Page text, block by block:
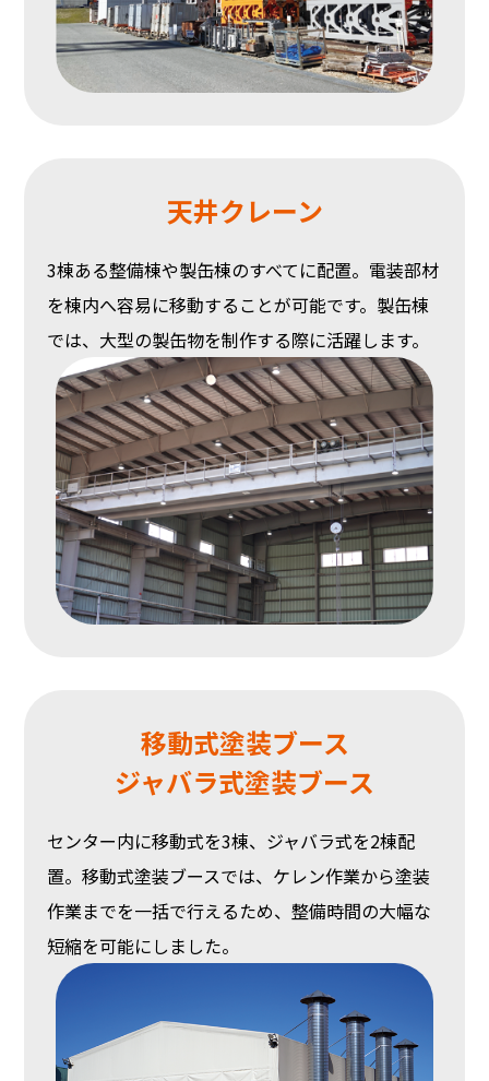
天井クレーン
3棟ある整備棟や製缶棟のすべてに配置。電装部材
を棟内へ容易に移動することが可能です。製缶棟
では、大型の製缶物を制作する際に活躍します。
移動式塗装ブース
ジャバラ式塗装ブース
センター内に移動式を3棟、ジャバラ式を2棟配
置。移動式塗装ブースでは、ケレン作業から塗装
作業までを一括で行えるため、整備時間の大幅な
短縮を可能にしました。